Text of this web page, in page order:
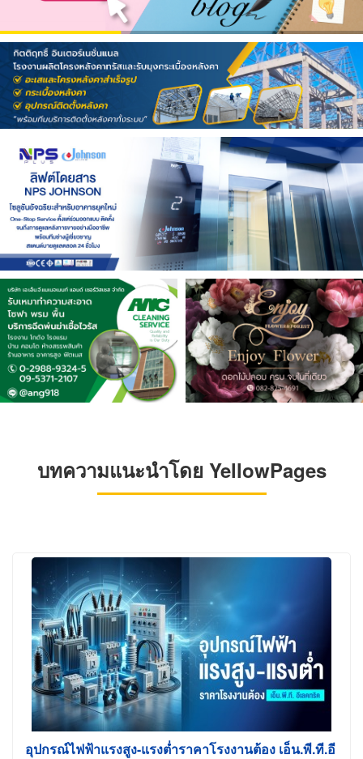
บทความแนะนำโดย YellowPages
อุปกรณ์ไฟฟ้าแรงสูง-แรงต่ำราคาโรงงานต้อง เอ็น.พี.ที.อี